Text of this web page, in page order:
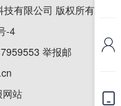
有限公司 版权所有
-4
举报邮
网站

